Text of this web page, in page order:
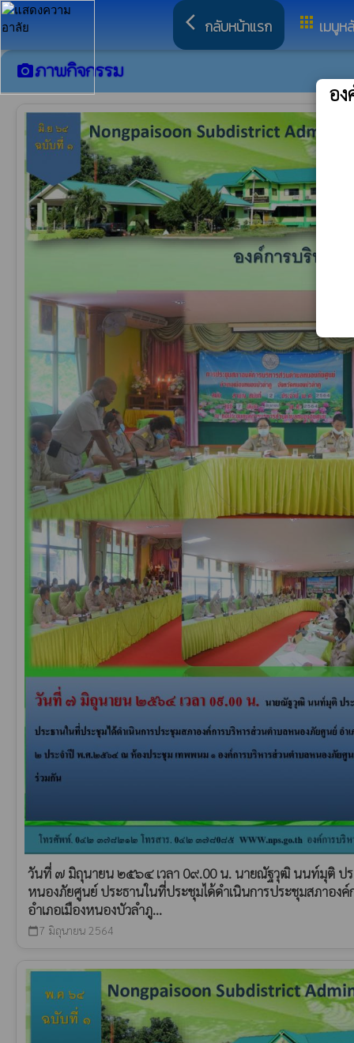
arrow_back_ios กลับหน้าแรก apps เมนูห
camera_altภาพกิจกรรม
วันที่ ๗ มิถุนายน ๒๕๖๔ เวลา 0๙.00 น. นายณัฐวุฒิ นนท์มุติ ปร
หนองภัยศูนย์ ประธานในที่ประชุมได้ดำเนินการประชุมสภาอง
อำเภอเมืองหนองบัวลำภู...
calendar_today7 มิถุนายน 2564
อ